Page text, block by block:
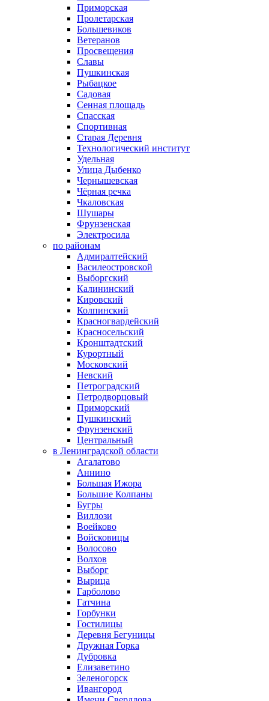
Приморская
Пролетарская
Большевиков
Ветеранов
Просвещения
Славы
Пушкинская
Рыбацкое
Садовая
Сенная площадь
Спасская
Спортивная
Старая Деревня
Технологический институт
Удельная
Улица Дыбенко
Чернышевская
Чёрная речка
Чкаловская
Шушары
Фрунзенская
Электросила
по районам
Адмиралтейский
Василеостровской
Выборгский
Калининский
Кировский
Колпинский
Красногвардейский
Красносельский
Кронштадтский
Курортный
Московский
Невский
Петроградский
Петродворцовый
Приморский
Пушкинский
Фрунзенский
Центральный
в Ленинградской области
Агалатово
Аннино
Большая Ижора
Большие Колпаны
Бугры
Виллози
Воейково
Войсковицы
Волосово
Волхов
Выборг
Вырица
Гарболово
Гатчина
Горбунки
Гостилицы
Деревня Бегуницы
Дружная Горка
Дубровка
Елизаветино
Зеленогорск
Ивангород